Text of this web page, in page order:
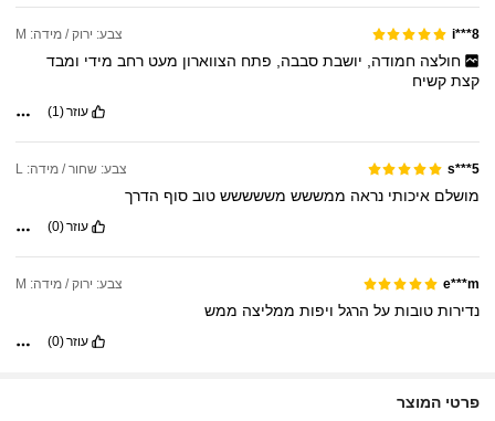
i***8 צבע: ירוק / מידה: M
חולצה חמודה, יושבת סבבה, פתח הצווארון מעט רחב מידי ומבד
קצתקשיח
עוזר(1)
s***5 צבע: שחור / מידה: L
מושלםאיכותינראה ממששש משששששטובסוף הדרך
עוזר(0)
e***m צבע: ירוק / מידה: M
נדירותטובותעל הרגל ויפות ממליצה ממש
עוזר(0)
פרטי המוצר